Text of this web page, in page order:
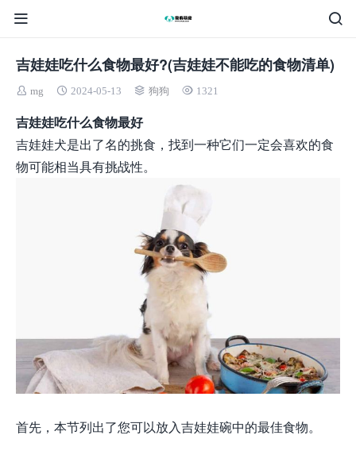
吉娃娃吃什么食物最好?(吉娃娃不能吃的食物清单)
mg 2024-05-13 狗狗 1321
吉娃娃吃什么食物最好
吉娃娃犬是出了名的挑食，找到一种它们一定会喜欢的食
物可能相当具有挑战性。
首先，本节列出了您可以放入吉娃娃碗中的最佳食物。